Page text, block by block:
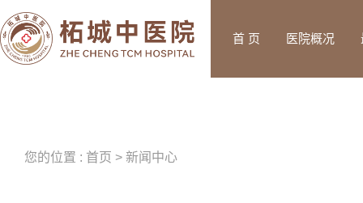
首 页 医院概况
您的位置 : 首页 > 新闻中心